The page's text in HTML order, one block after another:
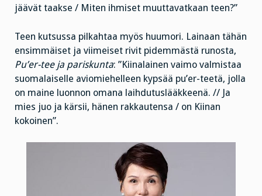
jäävät taakse / Miten ihmiset muuttavatkaan teen?”
Teen kutsussa pilkahtaa myös huumori. Lainaan tähän
ensimmäiset ja viimeiset rivit pidemmästä runosta,
Pu’er-tee ja pariskunta: ”Kiinalainen vaimo valmistaa
suomalaiselle aviomiehelleen kypsää pu’er-teetä, jolla
on maine luonnon omana laihdutuslääkkeenä. // Ja
mies juo ja kärsii, hänen rakkautensa / on Kiinan
kokoinen”.